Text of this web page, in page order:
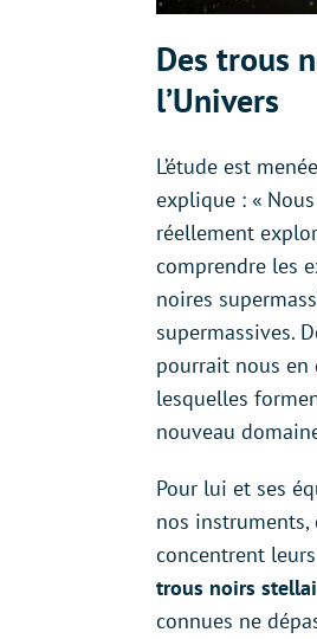
Des trous
l’Univers
L’étude est
explique : «
réellement
comprendre les
noires
supermassives.
pourrait nous en
lesquelles
nouveau
Pour lui et ses
nos
concentrent
trous noirs
connues ne